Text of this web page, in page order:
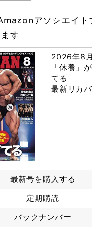
アソシエイト
す
2026年8
「休養」
てる
最新リカ
最新号を購入する
定期購読
バックナンバー